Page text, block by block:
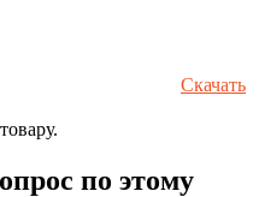
Скачать
по этому